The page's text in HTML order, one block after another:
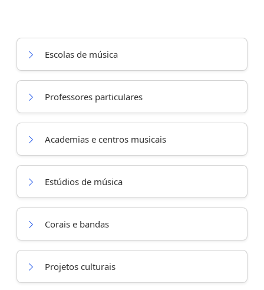
Escolas de música
Professores particulares
Academias e centros musicais
Estúdios de música
Corais e bandas
Projetos culturais